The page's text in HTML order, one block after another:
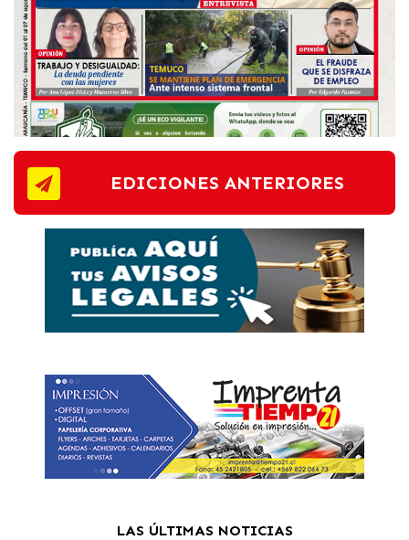
EDICIONES ANTERIORES
LAS ÚLTIMAS NOTICIAS